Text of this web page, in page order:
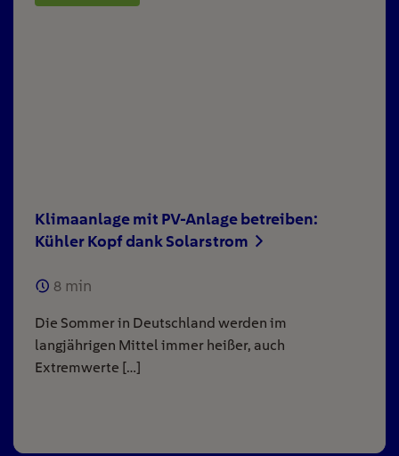
Klimaanlage mit PV-Anlage betreiben:
Kühler Kopf dank Solarstrom
8 min
Die Sommer in Deutschland werden im
langjährigen Mittel immer heißer, auch
Extremwerte […]